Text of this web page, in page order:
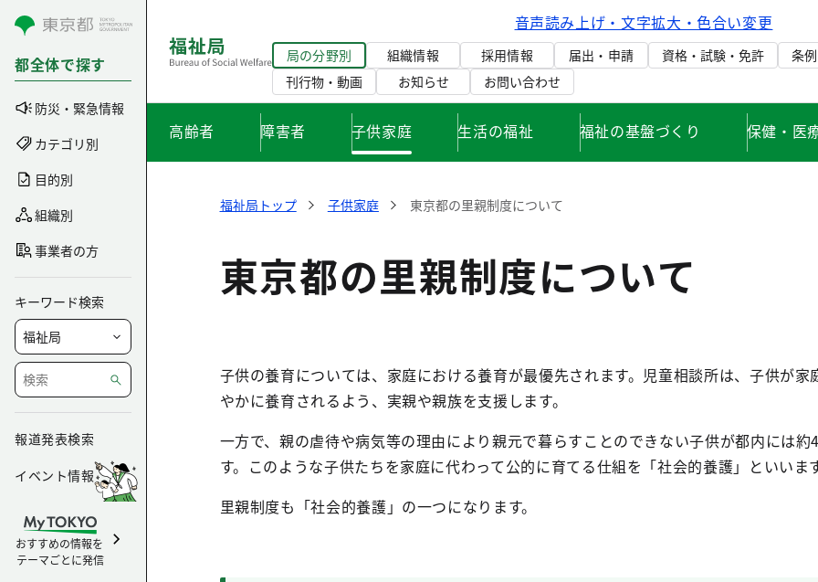
コンテンツにスキップ
都全体で探す
防災・緊急情報
カテゴリ別
目的別
組織別
事業者の方
キーワード検索
報道発表検索
イベント情報
おすすめの情報を
テーマごとに発信
音声読み上げ・文字拡大・色合い変更
局の分野別 組織情報 採用情報 届出・申請 資格・試験・免許 条
刊行物・動画
お知らせ お問い合わせ
高齢者 障害者 子供家庭 生活の福祉 福祉の基盤づくり 保健・医
福祉局トップ 子供家庭 東京都の里親制度について
東京都の里親制度について
子供の養育については、家庭における養育が最優先されます。児童相談所は、子供が家
やかに養育されるよう、実親や親族を支援します。
一方で、親の虐待や病気等の理由により親元で暮らすことのできない子供が都内には約
す。このような子供たちを家庭に代わって公的に育てる仕組を「社会的養護」といいます
里親制度も「社会的養護」の一つになります。